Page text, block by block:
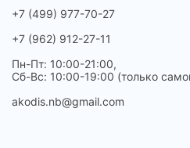
+7 (499) 977-70-27
+7 (962) 912-27-11
Пн-Пт: 10:00-21:00,
Сб-Вс: 10:00-19:00 (только
akodis.nb@gmail.com